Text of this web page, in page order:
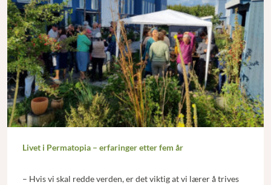
Livet i Permatopia – erfaringer etter fem år
– Hvis vi skal redde verden, er det viktig at vi lærer å trives